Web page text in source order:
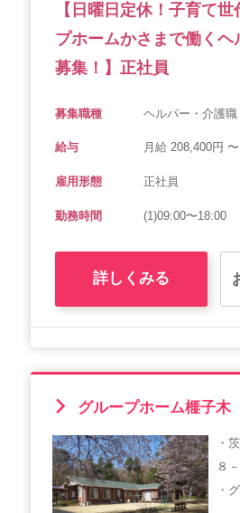
【日曜日定休！子育て
プホームかさまで働くヘ
募集！】正社員
募集職種 ヘルパー・介護職
給与 月給 208,400円
雇用形態 正社員
勤務時間 (1)09:00〜18:00
詳しくみる
グループホーム榧子木
・
８
・